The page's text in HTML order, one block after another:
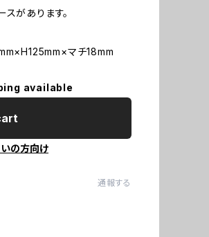
があります。
マチ18mm
available
の方向け
通報する